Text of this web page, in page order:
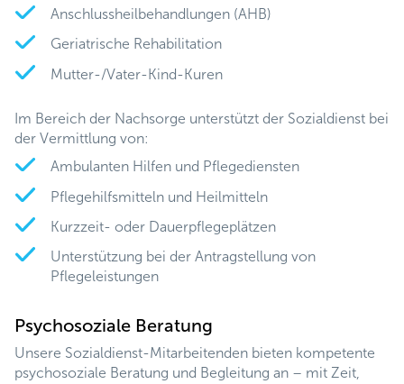
Anschlussheilbehandlungen (AHB)
Geriatrische Rehabilitation
Mutter-/Vater-Kind-Kuren
Im Bereich der Nachsorge unterstützt der Sozialdienst bei
der Vermittlung von:
Ambulanten Hilfen und Pflegediensten
Pflegehilfsmitteln und Heilmitteln
Kurzzeit- oder Dauerpflegeplätzen
Unterstützung bei der Antragstellung von
Pflegeleistungen
Psychosoziale Beratung
Unsere Sozialdienst-Mitarbeitenden bieten kompetente
psychosoziale Beratung und Begleitung an – mit Zeit,